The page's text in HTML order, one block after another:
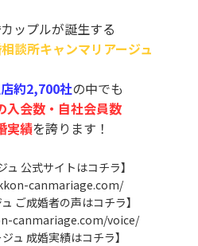
ップルが誕生する
談所キャンマリアージュ
約2,700社の中でも
入会数・自社会員数
実績を誇ります！
ュ 公式サイトはコチラ】
canmariage.com/
ご成婚者の声はコチラ】
canmariage.com/voice/
ュ 成婚実績はコチラ】